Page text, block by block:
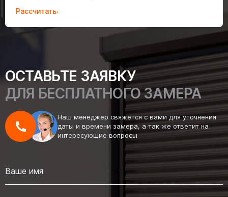
Рассчитать
ОСТАВЬТЕ ЗАЯВКУ
ДЛЯ БЕСПЛАТНОГО ЗАМЕРА
Наш менеджер свяжется с вами для уточнения
даты и времени замера, а так же ответит на
интересующие вопросы